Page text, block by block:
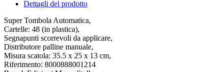
Dettagli del prodotto
Super Tombola Automatica,
Cartelle: 48 (in plastica),
Segnapunti scorrevoli da applicare,
Distributore palline manuale,
Misura scatola: 35.5 x 25 x 13 cm,
Riferimento: 8000888001214